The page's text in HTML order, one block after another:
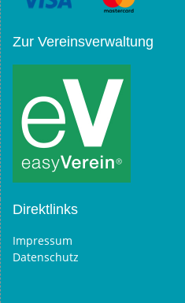
Zur Vereinsverwaltung
Direktlinks
Impressum
Datenschutz